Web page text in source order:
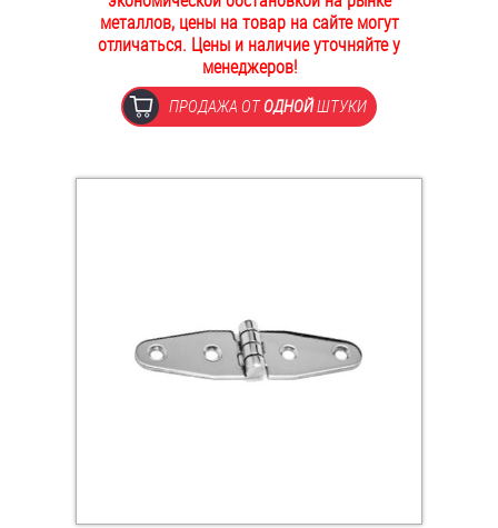
ОПЛАТА И ДОСТАВКА
Втулки
Инструмент
металлов, цены на товар на сайте могут
отличаться. Цены и наличие уточняйте у
менеджеров!
ПРОДАЖА ОТОДНОЙШТУКИ